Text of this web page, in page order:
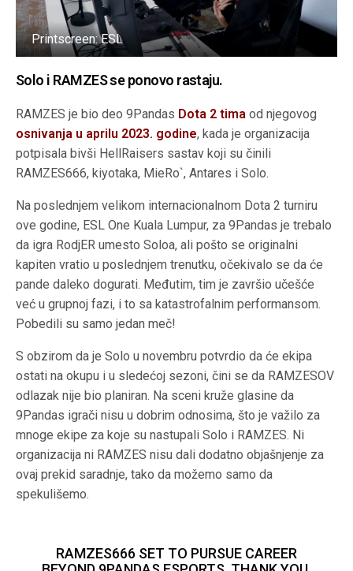
Printscreen: ESL
Solo i RAMZES se ponovo rastaju.
RAMZES je bio deo 9Pandas Dota 2 tima od njegovog
osnivanja u aprilu 2023. godine, kada je organizacija
potpisala bivši HellRaisers sastav koji su činili
RAMZES666, kiyotaka, MieRo`, Antares i Solo.
Na poslednjem velikom internacionalnom Dota 2 turniru
ove godine, ESL One Kuala Lumpur, za 9Pandas je trebalo
da igra RodjER umesto Soloa, ali pošto se originalni
kapiten vratio u poslednjem trenutku, očekivalo se da će
pande daleko dogurati. Međutim, tim je završio učešće
već u grupnoj fazi, i to sa katastrofalnim performansom.
Pobedili su samo jedan meč!
S obzirom da je Solo u novembru potvrdio da će ekipa
ostati na okupu i u sledećoj sezoni, čini se da RAMZESOV
odlazak nije bio planiran. Na sceni kruže glasine da
9Pandas igrači nisu u dobrim odnosima, što je važilo za
mnoge ekipe za koje su nastupali Solo i RAMZES. Ni
organizacija ni RAMZES nisu dali dodatno objašnjenje za
ovaj prekid saradnje, tako da možemo samo da
spekulišemo.
RAMZES666 SET TO PURSUE CAREER